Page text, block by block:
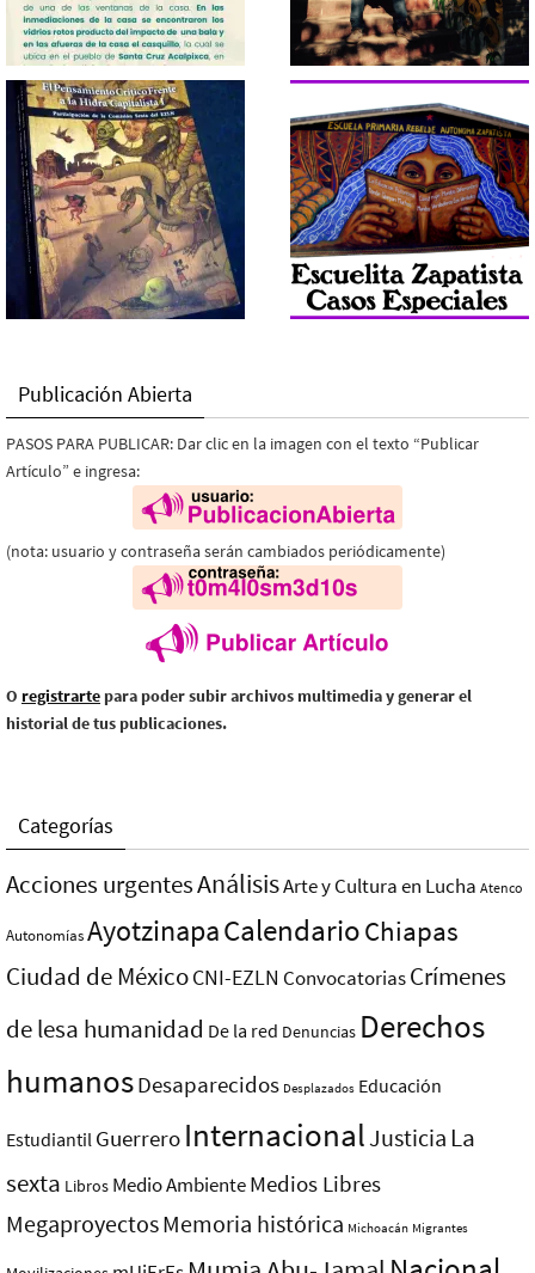
Publicación Abierta
PASOS PARA PUBLICAR: Dar clic en la imagen con el texto “Publicar
Artículo” e ingresa:
(nota: usuario y contraseña serán cambiados periódicamente)
O registrarte para poder subir archivos multimedia y generar el
historial de tus publicaciones.
Categorías
Acciones urgentesAnálisisArte y Cultura en Lucha Atenco
AutonomíasAyotzinapaCalendarioChiapas
Ciudad de MéxicoCNI-EZLN ConvocatoriasCrímenes
de lesa humanidad De la red Denuncias Derechos
humanosDesaparecidos Desplazados Educación
Estudiantil Guerrero InternacionalJusticia La
sexta Libros Medio AmbienteMedios Libres
MegaproyectosMemoria histórica Michoacán Migrantes